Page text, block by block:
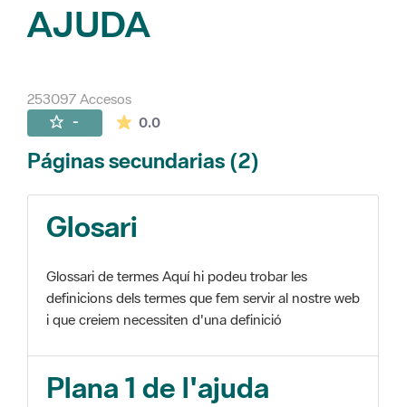
AJUDA
253097 Accesos
- 0.0La valoración media es de 0 estrellas de
Páginas secundarias (2)
Glosari
Glossari de termes Aquí hi podeu trobar les
definicions dels termes que fem servir al nostre web
i que creiem necessiten d'una definició
Plana 1 de l'ajuda